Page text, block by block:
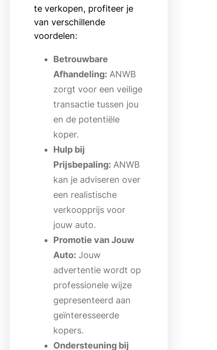
te verkopen, profiteer je
van verschillende
voordelen:
Betrouwbare
Afhandeling: ANWB
zorgt voor een veilige
transactie tussen jou
en de potentiële
koper.
Hulp bij
Prijsbepaling: ANWB
kan je adviseren over
een realistische
verkoopprijs voor
jouw auto.
Promotie van Jouw
Auto: Jouw
advertentie wordt op
professionele wijze
gepresenteerd aan
geïnteresseerde
kopers.
Ondersteuning bij